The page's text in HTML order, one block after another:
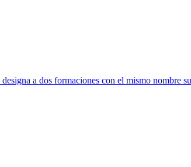
a dos formaciones con el mismo nombre